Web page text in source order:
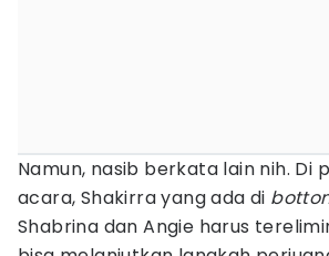
Namun, nasib berkata lain nih. Di
acara, Shakirra yang ada di
Shabrina dan Angie harus